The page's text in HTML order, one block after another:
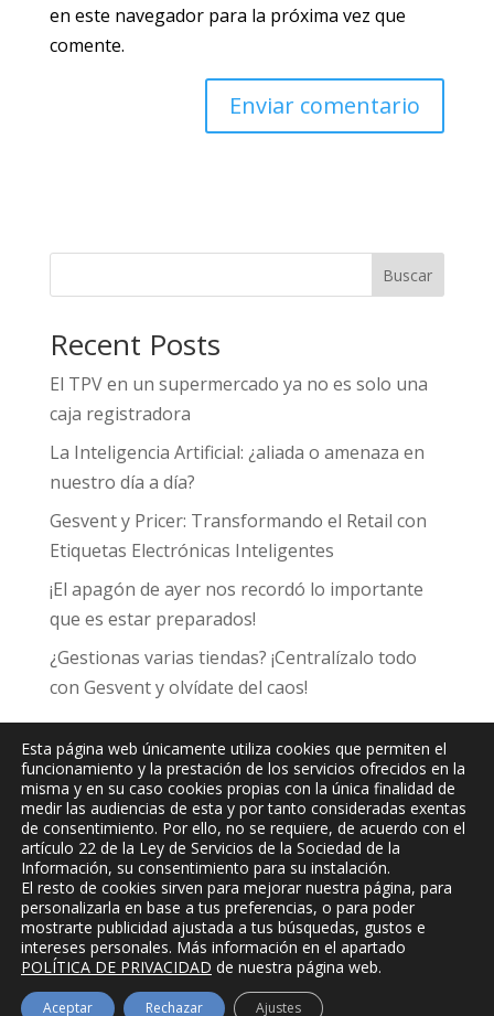
en este navegador para la próxima vez que
comente.
Buscar
Recent Posts
El TPV en un supermercado ya no es solo una
caja registradora
La Inteligencia Artificial: ¿aliada o amenaza en
nuestro día a día?
Gesvent y Pricer: Transformando el Retail con
Etiquetas Electrónicas Inteligentes
¡El apagón de ayer nos recordó lo importante
que es estar preparados!
¿Gestionas varias tiendas? ¡Centralízalo todo
con Gesvent y olvídate del caos!
JPCInformática y Comunicaciones, S.L.
Esta página web únicamente utiliza cookies que permiten el
funcionamiento y la prestación de los servicios ofrecidos en la
misma y en su caso cookies propias con la única finalidad de
medir las audiencias de esta y por tanto consideradas exentas
de consentimiento. Por ello, no se requiere, de acuerdo con el
artículo 22 de la Ley de Servicios de la Sociedad de la
Información, su consentimiento para su instalación.
El resto de cookies sirven para mejorar nuestra página, para
personalizarla en base a tus preferencias, o para poder
mostrarte publicidad ajustada a tus búsquedas, gustos e
intereses personales. Más información en el apartado
POLÍTICA DE PRIVACIDAD de nuestra página web.
Aceptar Rechazar Ajustes